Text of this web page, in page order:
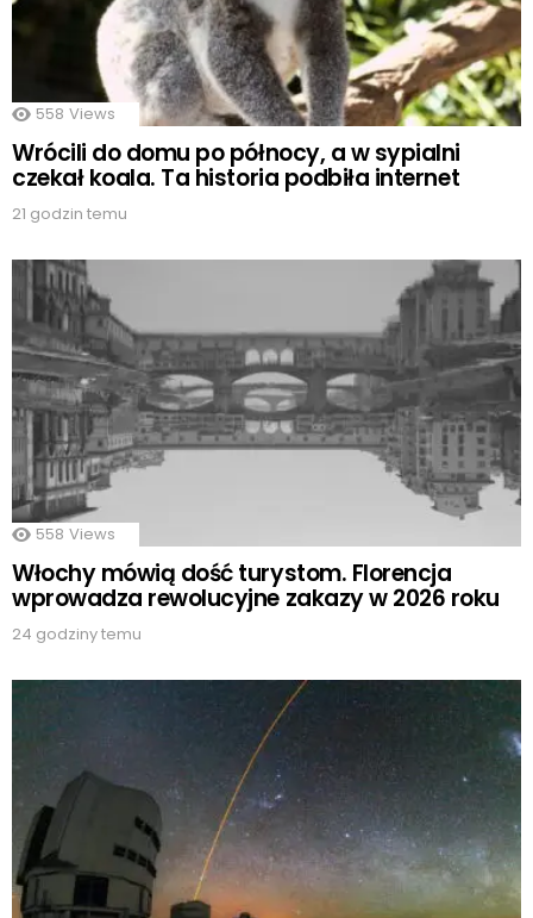
558 Views
Wrócili do domu po północy, a w sypialni
czekał koala. Ta historia podbiła internet
21 godzin temu
558 Views
Włochy mówią dość turystom. Florencja
wprowadza rewolucyjne zakazy w 2026 roku
24 godziny temu